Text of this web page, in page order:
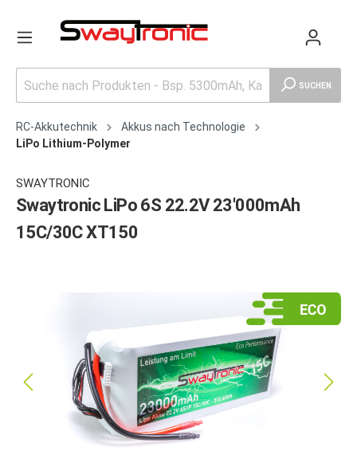
SUCHEN
RC-Akkutechnik
Akkus nach Technologie
LiPo Lithium-Polymer
SWAYTRONIC
Swaytronic LiPo 6S 22.2V 23'000mAh
15C/30C XT150